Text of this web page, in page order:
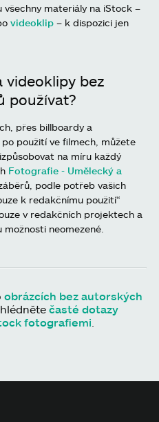
materiály na iStock –
videoklip – k dispozici jen
videoklipy bez
používat?
přes billboardy a
použití ve filmech, můžete
na míru každý
Fotografie - Umělecký a
podle potřeb vašich
k redakčnímu použití“
v redakčních projektech a
neomezené.
obrázcích bez autorských
časté dotazy
fotografiemi